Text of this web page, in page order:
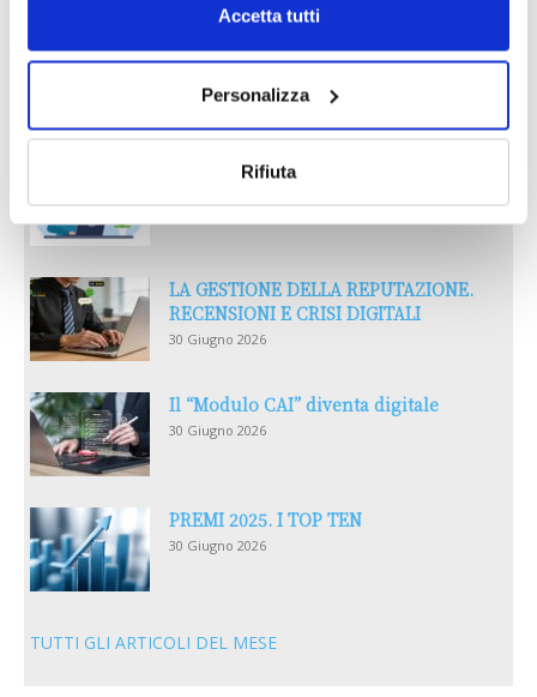
Accetta tutti
Personalizza
Rifiuta
Reclami e sanzioni 2025
30 Giugno 2026
LA GESTIONE DELLA REPUTAZIONE.
RECENSIONI E CRISI DIGITALI
30 Giugno 2026
Il “Modulo CAI” diventa digitale
30 Giugno 2026
PREMI 2025. I TOP TEN
30 Giugno 2026
TUTTI GLI ARTICOLI DEL MESE